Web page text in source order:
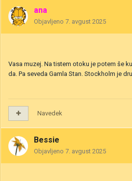
ana
Objavljeno 7. avgust 2025
Vasa muzej. Na tistem otoku je potem še
da. Pa seveda Gamla Stan. Stockholm je
Navedek
Bessie
Objavljeno 7. avgust 2025